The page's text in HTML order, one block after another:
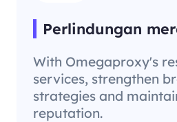
Perlindungan
With Omegaproxy's
services, strengthen
strategies and
reputation.